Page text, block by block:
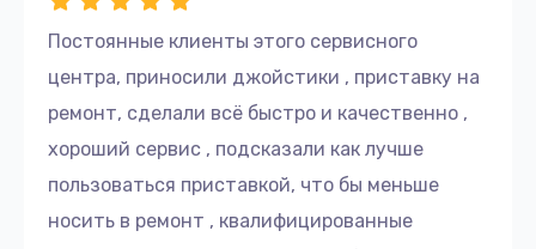
Постоянные клиенты этого сервисного
центра, приносили джойстики , приставку на
ремонт, сделали всё быстро и качественно ,
хороший сервис , подсказали как лучше
пользоваться приставкой, что бы меньше
носить в ремонт , квалифицированные